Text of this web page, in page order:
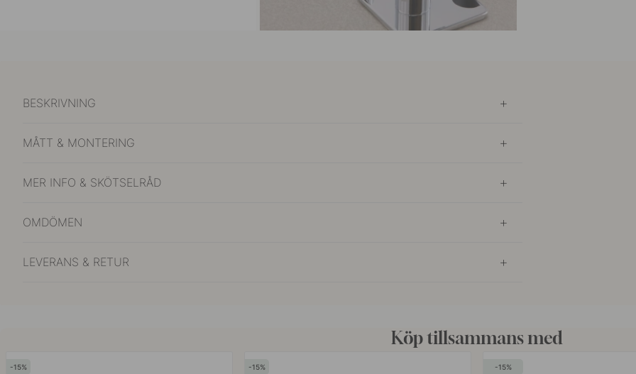
BESKRIVNING
MÅTT & MONTERING
MER INFO & SKÖTSELRÅD
OMDÖMEN
LEVERANS & RETUR
Köp tillsammans med
15 15
15